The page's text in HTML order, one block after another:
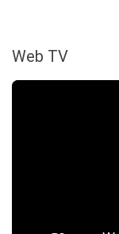
Web TV